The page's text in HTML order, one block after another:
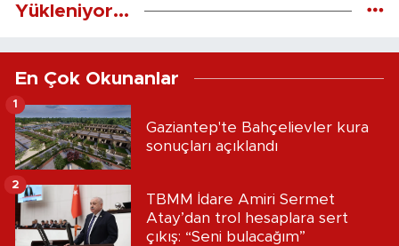
Yükleniyor...
En Çok Okunanlar
Gaziantep'te Bahçelievler kura
sonuçları açıklandı
1
TBMM İdare Amiri Sermet
Atay’dan trol hesaplara sert
çıkış: “Seni bulacağım”
2